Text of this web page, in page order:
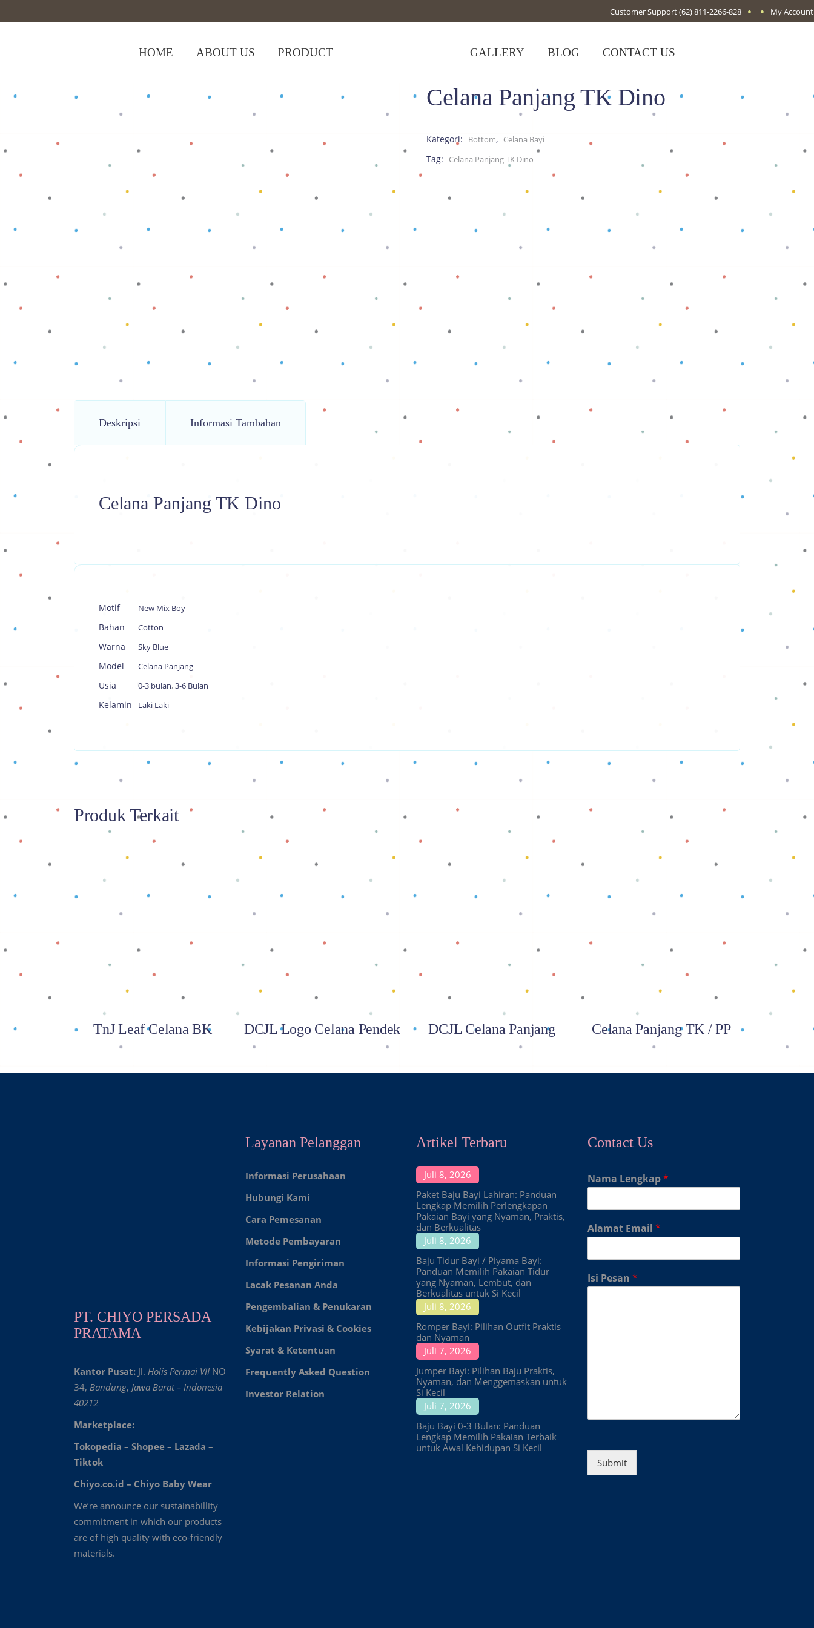
Customer Support(62) 811-2266-828 My Account
HOME ABOUT US PRODUCT GALLERY BLOG CONTACT US
Shop> Celana Bayi Celana Panjang TK Dino Celana Panjang TK Dino
Kategori: Bottom, Celana Bayi
Tag: Celana Panjang TK Dino
Deskripsi Informasi Tambahan
Celana Panjang TK Dino
Motif New Mix Boy
Bahan Cotton
Warna Sky Blue
Model Celana Panjang
Usia 0-3 bulan, 3-6 Bulan
Kelamin Laki Laki
Produk Terkait
TnJ Leaf Celana BK DCJL Logo Celana Pendek DCJL Celana Panjang Celana Panjang TK / PP
PT. CHIYO PERSADA
PRATAMA
Kantor Pusat: Jl. Holis Permai VII NO
34, Bandung, Jawa Barat – Indonesia
40212
Marketplace:
Tokopedia – Shopee – Lazada –
Tiktok
Chiyo.co.id – Chiyo Baby Wear
We’re announce our sustainabillity
commitment in which our products
are of high quality with eco-friendly
materials.
Layanan Pelanggan
Informasi Perusahaan
Hubungi Kami
Cara Pemesanan
Metode Pembayaran
Informasi Pengiriman
Lacak Pesanan Anda
Pengembalian & Penukaran
Kebijakan Privasi & Cookies
Syarat & Ketentuan
Frequently Asked Question
Investor Relation
Artikel Terbaru
Juli 8, 2026
Paket Baju Bayi Lahiran: Panduan
Lengkap Memilih Perlengkapan
Pakaian Bayi yang Nyaman, Praktis,
dan Berkualitas
Juli 8, 2026
Baju Tidur Bayi / Piyama Bayi:
Panduan Memilih Pakaian Tidur
yang Nyaman, Lembut, dan
Berkualitas untuk Si Kecil
Juli 8, 2026
Romper Bayi: Pilihan Outfit Praktis
dan Nyaman
Juli 7, 2026
Jumper Bayi: Pilihan Baju Praktis,
Nyaman, dan Menggemaskan untuk
Si Kecil
Juli 7, 2026
Baju Bayi 0-3 Bulan: Panduan
Lengkap Memilih Pakaian Terbaik
untuk Awal Kehidupan Si Kecil
Contact Us
Nama Lengkap*
Alamat Email *
Isi Pesan *
Submit